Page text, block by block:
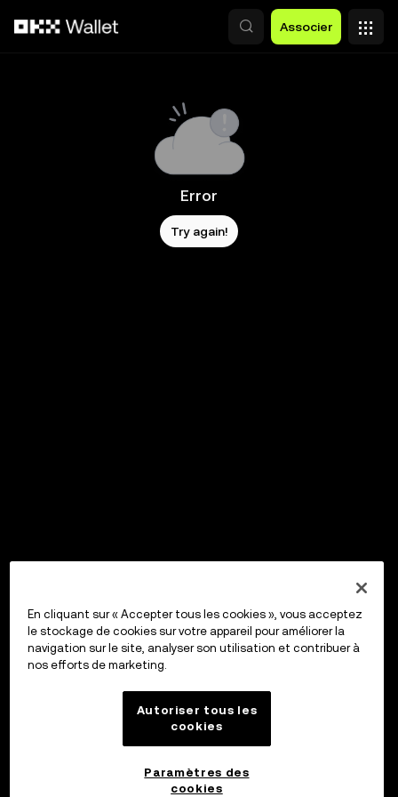
Associer
Error
Try again!
En cliquant sur « Accepter tous les cookies », vous acceptez
le stockage de cookies sur votre appareil pour améliorer la
navigation sur le site, analyser son utilisation et contribuer à
nos efforts de marketing.
Autoriser tous les
cookies
Paramètres des
cookies